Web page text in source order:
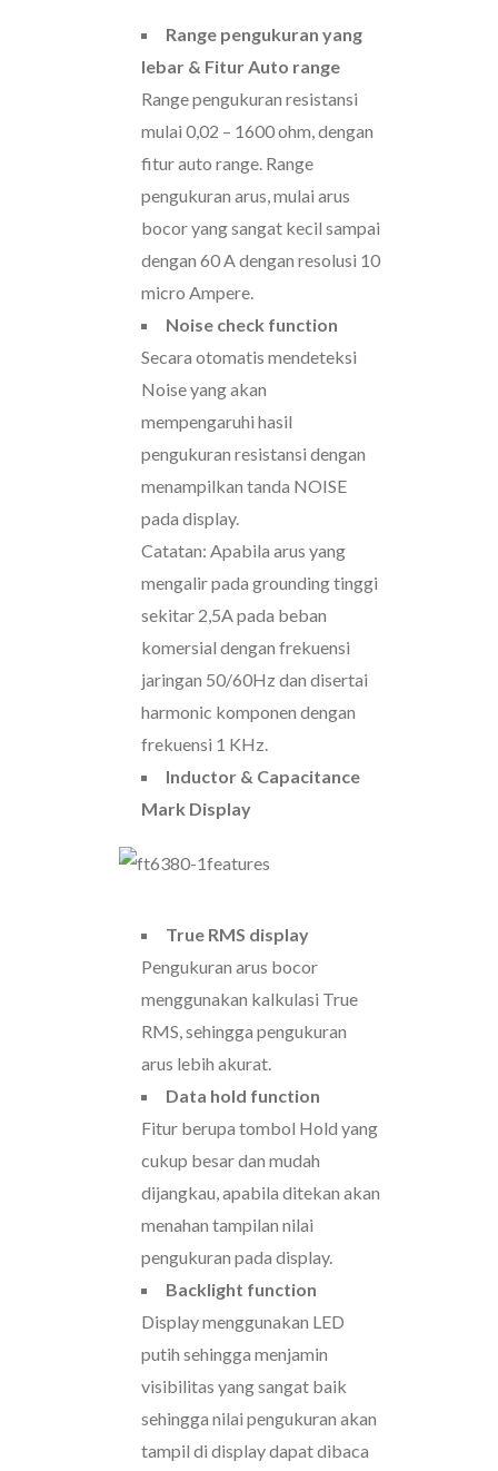
Range pengukuran yang
lebar & Fitur Auto range
Range pengukuran resistansi
mulai 0,02 – 1600 ohm, dengan
fitur auto range. Range
pengukuran arus, mulai arus
bocor yang sangat kecil sampai
dengan 60 A dengan resolusi 10
micro Ampere.
Noise check function
Secara otomatis mendeteksi
Noise yang akan
mempengaruhi hasil
pengukuran resistansi dengan
menampilkan tanda NOISE
pada display.
Catatan: Apabila arus yang
mengalir pada grounding tinggi
sekitar 2,5A pada beban
komersial dengan frekuensi
jaringan 50/60Hz dan disertai
harmonic komponen dengan
frekuensi 1 KHz.
Inductor & Capacitance
Mark Display
True RMS display
Pengukuran arus bocor
menggunakan kalkulasi True
RMS, sehingga pengukuran
arus lebih akurat.
Data hold function
Fitur berupa tombol Hold yang
cukup besar dan mudah
dijangkau, apabila ditekan akan
menahan tampilan nilai
pengukuran pada display.
Backlight function
Display menggunakan LED
putih sehingga menjamin
visibilitas yang sangat baik
sehingga nilai pengukuran akan
tampil di display dapat dibaca